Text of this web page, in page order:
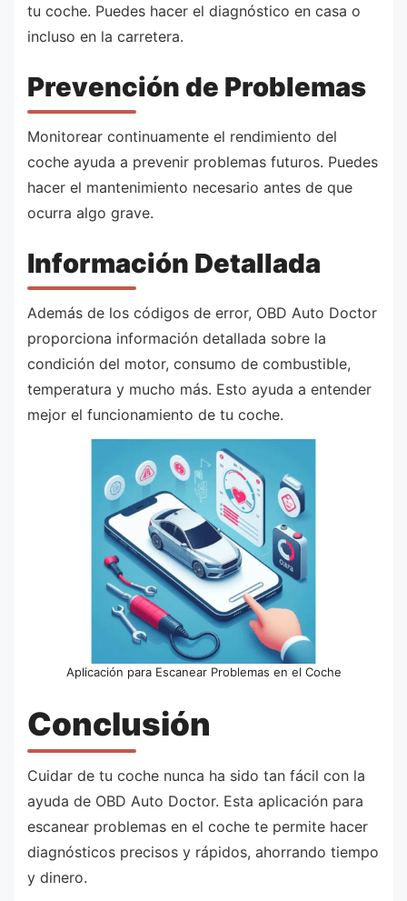
tu coche. Puedes hacer el diagnóstico en casa o
incluso en la carretera.
Prevención de Problemas
Monitorear continuamente el rendimiento del
coche ayuda a prevenir problemas futuros. Puedes
hacer el mantenimiento necesario antes de que
ocurra algo grave.
Información Detallada
Además de los códigos de error, OBD Auto Doctor
proporciona información detallada sobre la
condición del motor, consumo de combustible,
temperatura y mucho más. Esto ayuda a entender
mejor el funcionamiento de tu coche.
Aplicación para Escanear Problemas en el Coche
Conclusión
Cuidar de tu coche nunca ha sido tan fácil con la
ayuda de OBD Auto Doctor. Esta aplicación para
escanear problemas en el coche te permite hacer
diagnósticos precisos y rápidos, ahorrando tiempo
y dinero.